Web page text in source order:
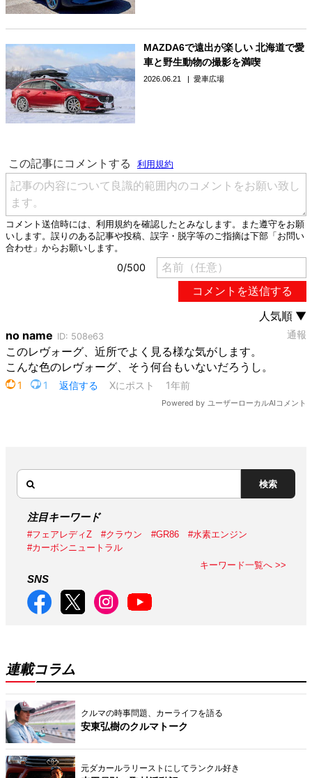
MAZDA6で遠出が楽しい 北海道で愛
車と野生動物の撮影を満喫
2026.06.21 愛車広場
検索
注目キーワード
#フェアレディZ #クラウン #GR86
#水素エンジン
#カーボンニュートラル
キーワード一覧へ >>
SNS
連載コラム
クルマの時事問題、カーライフを語る
安東弘樹のクルマトーク
元ダカールラリーストにしてランクル好き